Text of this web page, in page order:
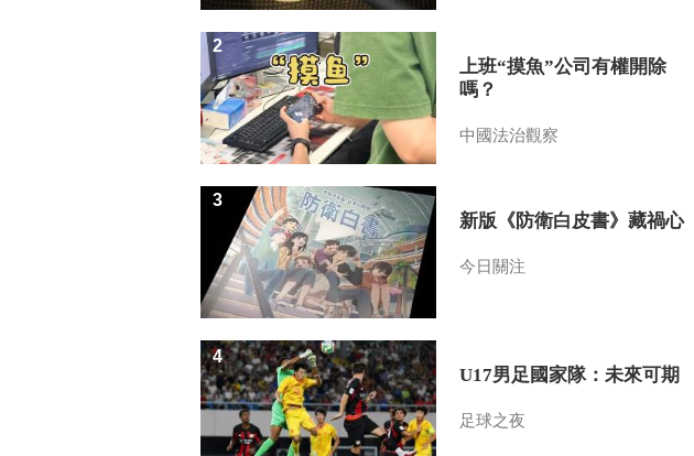
上班“摸魚”公司有權開除
嗎？
中國法治觀察
2
新版《防衛白皮書》藏禍心
今日關注
3
U17男足國家隊：未來可期
足球之夜
4